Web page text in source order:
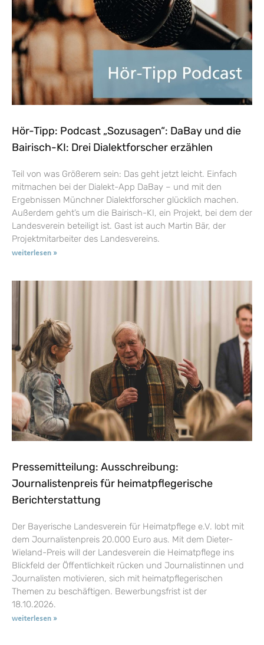
Hör-Tipp: Podcast „Sozusagen“: DaBay und die
Bairisch-KI: Drei Dialektforscher erzählen
Teil von was Größerem sein: Das geht jetzt leicht. Einfach
mitmachen bei der Dialekt-App DaBay – und mit den
Ergebnissen Münchner Dialektforscher glücklich machen.
Außerdem geht’s um die Bairisch-KI, ein Projekt, bei dem der
Landesverein beteiligt ist. Gast ist auch Martin Bär, der
Projektmitarbeiter des Landesvereins.
weiterlesen »
Pressemitteilung: Ausschreibung:
Journalistenpreis für heimatpflegerische
Berichterstattung
Der Bayerische Landesverein für Heimatpflege e.V. lobt mit
dem Journalistenpreis 20.000 Euro aus. Mit dem Dieter-
Wieland-Preis will der Landesverein die Heimatpflege ins
Blickfeld der Öffentlichkeit rücken und Journalistinnen und
Journalisten motivieren, sich mit heimatpflegerischen
Themen zu beschäftigen. Bewerbungsfrist ist der
18.10.2026.
weiterlesen »